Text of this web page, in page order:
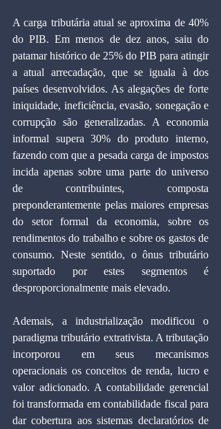
A carga tributária atual se aproxima de 40%
do PIB. Em menos de dez anos, saiu do
patamar histórico de 25% do PIB para atingir
a atual arrecadação, que se iguala à dos
países desenvolvidos. As alegações de forte
iniquidade, ineficiência, evasão, sonegação e
corrupção são generalizadas. A economia
informal supera 30% do produto interno,
fazendo com que a pesada carga de impostos
incida apenas sobre uma parte do universo
de contribuintes, composta
preponderantemente pelas maiores empresas
do setor formal da economia, sobre os
rendimentos do trabalho e sobre os gastos de
consumo. Neste sentido, o ônus tributário
suportado por estes segmentos é
desproporcionalmente mais elevado.
Ademais, a industrialização modificou o
paradigma tributário extrativista. A tributação
incorporou em seus mecanismos
operacionais os conceitos de renda, lucro e
valor adicionado. A contabilidade gerencial
foi transformada em contabilidade fiscal para
dar cobertura aos sistemas declaratórios de